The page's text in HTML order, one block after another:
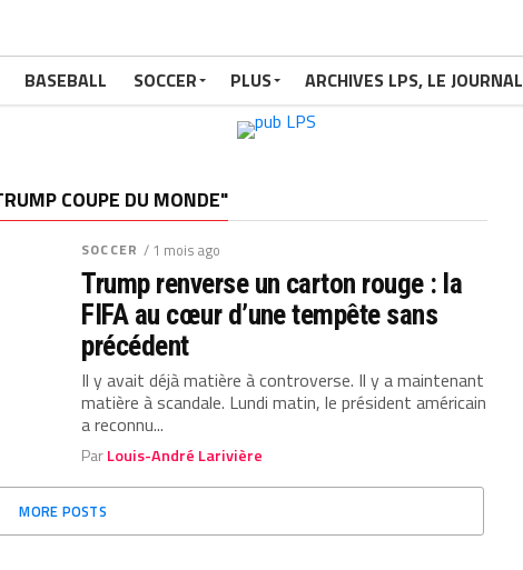
BASEBALL SOCCER PLUS ARCHIVES LPS, LE JOURNAL
COUPE DU MONDE"
SOCCER / 1 mois ago
Trump renverse un carton rouge : la
FIFA au cœur d’une tempête sans
précédent
Il y avait déjà matière à controverse. Il y a maintenant
matière à scandale. Lundi matin, le président américain
a reconnu...
ParLouis-André Larivière
MORE POSTS